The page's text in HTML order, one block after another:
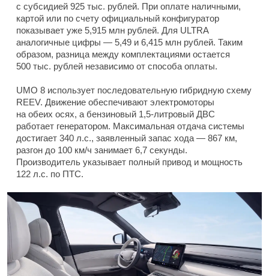
с субсидией 925 тыс. рублей. При оплате наличными,
картой или по счету официальный конфигуратор
показывает уже 5,915 млн рублей. Для ULTRA
аналогичные цифры — 5,49 и 6,415 млн рублей. Таким
образом, разница между комплектациями остается
500 тыс. рублей независимо от способа оплаты.
UMO 8 использует последовательную гибридную схему
REEV. Движение обеспечивают электромоторы
на обеих осях, а бензиновый 1,5-литровый ДВС
работает генератором. Максимальная отдача системы
достигает 340 л.с., заявленный запас хода — 867 км,
разгон до 100 км/ч занимает 6,7 секунды.
Производитель указывает полный привод и мощность
122 л.с. по ПТС.